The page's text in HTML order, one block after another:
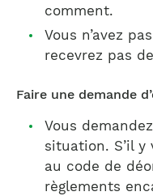
comment.
Vous n’avez
recevrez pas
Faire une demande
Vous
situation. S’il
au code de
règlements